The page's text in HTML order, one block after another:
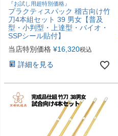
『お試し用超特別価格』
プラクティスパック 稽古向け竹
刀4本組セット 39 男女【普及
型・小判型・上達型・バイオ・
SSPシール貼付】
当店特別価格 ¥16,320税込
詳細を見る